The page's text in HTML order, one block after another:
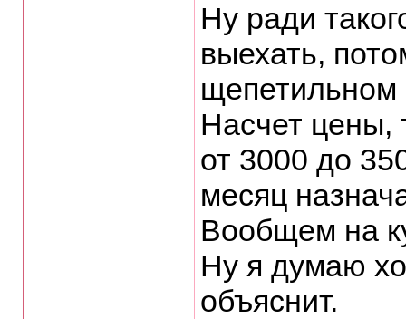
Ну ради
выехать,
щепетильном
Насчет цены,
от 3000 до
месяц
Вообщем на
Ну я думаю
объяснит.